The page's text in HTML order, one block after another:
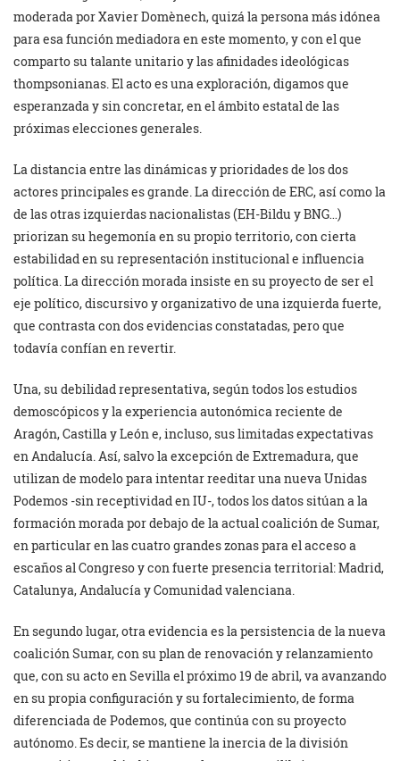
moderada por Xavier Domènech, quizá la persona más idónea
para esa función mediadora en este momento, y con el que
comparto su talante unitario y las afinidades ideológicas
thompsonianas. El acto es una exploración, digamos que
esperanzada y sin concretar, en el ámbito estatal de las
próximas elecciones generales.
La distancia entre las dinámicas y prioridades de los dos
actores principales es grande. La dirección de ERC, así como la
de las otras izquierdas nacionalistas (EH-Bildu y BNG…)
priorizan su hegemonía en su propio territorio, con cierta
estabilidad en su representación institucional e influencia
política. La dirección morada insiste en su proyecto de ser el
eje político, discursivo y organizativo de una izquierda fuerte,
que contrasta con dos evidencias constatadas, pero que
todavía confían en revertir.
Una, su debilidad representativa, según todos los estudios
demoscópicos y la experiencia autonómica reciente de
Aragón, Castilla y León e, incluso, sus limitadas expectativas
en Andalucía. Así, salvo la excepción de Extremadura, que
utilizan de modelo para intentar reeditar una nueva Unidas
Podemos -sin receptividad en IU-, todos los datos sitúan a la
formación morada por debajo de la actual coalición de Sumar,
en particular en las cuatro grandes zonas para el acceso a
escaños al Congreso y con fuerte presencia territorial: Madrid,
Catalunya, Andalucía y Comunidad valenciana.
En segundo lugar, otra evidencia es la persistencia de la nueva
coalición Sumar, con su plan de renovación y relanzamiento
que, con su acto en Sevilla el próximo 19 de abril, va avanzando
en su propia configuración y su fortalecimiento, de forma
diferenciada de Podemos, que continúa con su proyecto
autónomo. Es decir, se mantiene la inercia de la división